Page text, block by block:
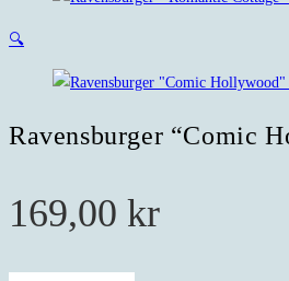
🔍
Ravensburger “Comic
169,00 kr